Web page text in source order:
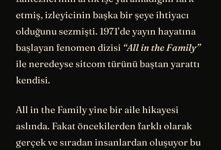
etmiş, izleyicinin başka bir şeye ihtiyacı
olduğunu sezmişti. 1971’de yayın hayatına
başlayan fenomen dizisi “All in the Family”
ile neredeyse sitcom türünü baştan yarattı
kendisi.
All in the Family yine bir aile hikayesi
aslında. Fakat öncekilerden farklı olarak
gerçek ve sıradan insanlardan oluşuyor bu